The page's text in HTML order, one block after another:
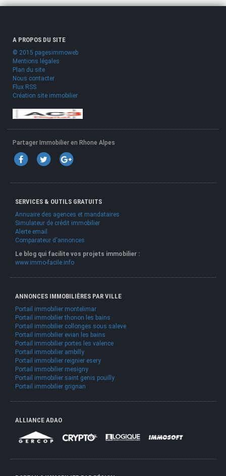
A PROPOS DU SITE
© 2015 pagesimmoweb
Mentions légales
Plan du site
Nous contacter
Flux RSS
Création site immobilier
Partager Immobilier en Rhone Alpes
SERVICES & OUTILS GRATUITS
Annuaire des agences et mandataires
Simulateur de crédit immobilier
Alerte email
Comparateur d'annonces
Le blog qui facilite vos projets immobilier :
www.immo-facile.info
ANNONCES IMMOBILIÈRES PAR VILLE
Portail immobilier montelimar
Portail immobilier thonon les bains
Portail immobilier collonges sous saleve
Portail immobilier evian les bains
Portail immobilier portes les valence
Portail immobilier ambilly
Portail immobilier reignier esery
Portail immobilier mesigny
Portail immobilier saint genis pouilly
Portail immobilier grignan
ALLIANCE ADAO